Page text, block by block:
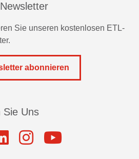
Sie unseren kostenlosen ETL-
abonnieren
Sie Uns